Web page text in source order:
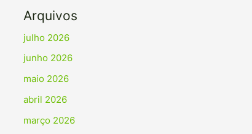
Arquivos
julho 2026
junho 2026
maio 2026
abril 2026
março 2026